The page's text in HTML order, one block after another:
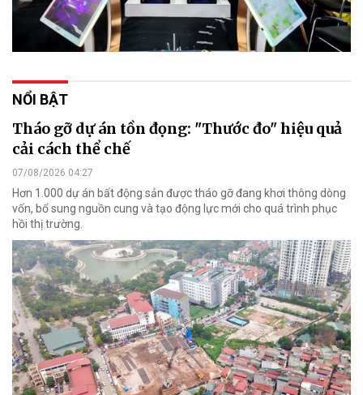
NỔI BẬT
Tháo gỡ dự án tồn đọng: "Thước đo" hiệu quả
cải cách thể chế
07/08/2026 04:27
Hơn 1.000 dự án bất động sản được tháo gỡ đang khơi thông dòng
vốn, bổ sung nguồn cung và tạo động lực mới cho quá trình phục
hồi thị trường.